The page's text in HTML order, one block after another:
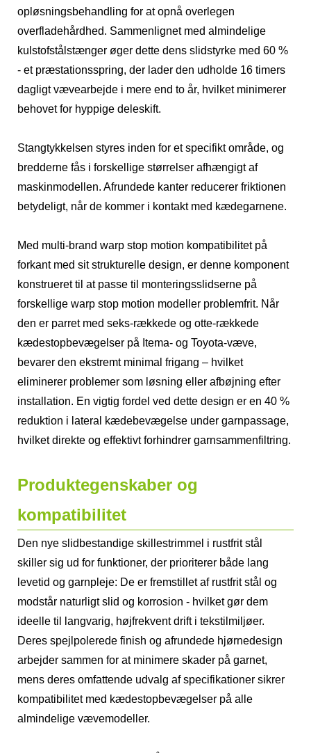
opløsningsbehandling for at opnå overlegen
overfladehårdhed. Sammenlignet med almindelige
kulstofstålstænger øger dette dens slidstyrke med 60 %
- et præstationsspring, der lader den udholde 16 timers
dagligt vævearbejde i mere end to år, hvilket minimerer
behovet for hyppige deleskift.
Stangtykkelsen styres inden for et specifikt område, og
bredderne fås i forskellige størrelser afhængigt af
maskinmodellen. Afrundede kanter reducerer friktionen
betydeligt, når de kommer i kontakt med kædegarnene.
Med multi-brand warp stop motion kompatibilitet på
forkant med sit strukturelle design, er denne komponent
konstrueret til at passe til monteringsslidserne på
forskellige warp stop motion modeller problemfrit. Når
den er parret med seks-rækkede og otte-rækkede
kædestopbevægelser på Itema- og Toyota-væve,
bevarer den ekstremt minimal frigang – hvilket
eliminerer problemer som løsning eller afbøjning efter
installation. En vigtig fordel ved dette design er en 40 %
reduktion i lateral kædebevægelse under garnpassage,
hvilket direkte og effektivt forhindrer garnsammenfiltring.
Produktegenskaber og
kompatibilitet
Den nye slidbestandige skillestrimmel i rustfrit stål
skiller sig ud for funktioner, der prioriterer både lang
levetid og garnpleje: De er fremstillet af rustfrit stål og
modstår naturligt slid og korrosion - hvilket gør dem
ideelle til langvarig, højfrekvent drift i tekstilmiljøer.
Deres spejlpolerede finish og afrundede hjørnedesign
arbejder sammen for at minimere skader på garnet,
mens deres omfattende udvalg af specifikationer sikrer
kompatibilitet med kædestopbevægelser på alle
almindelige vævemodeller.